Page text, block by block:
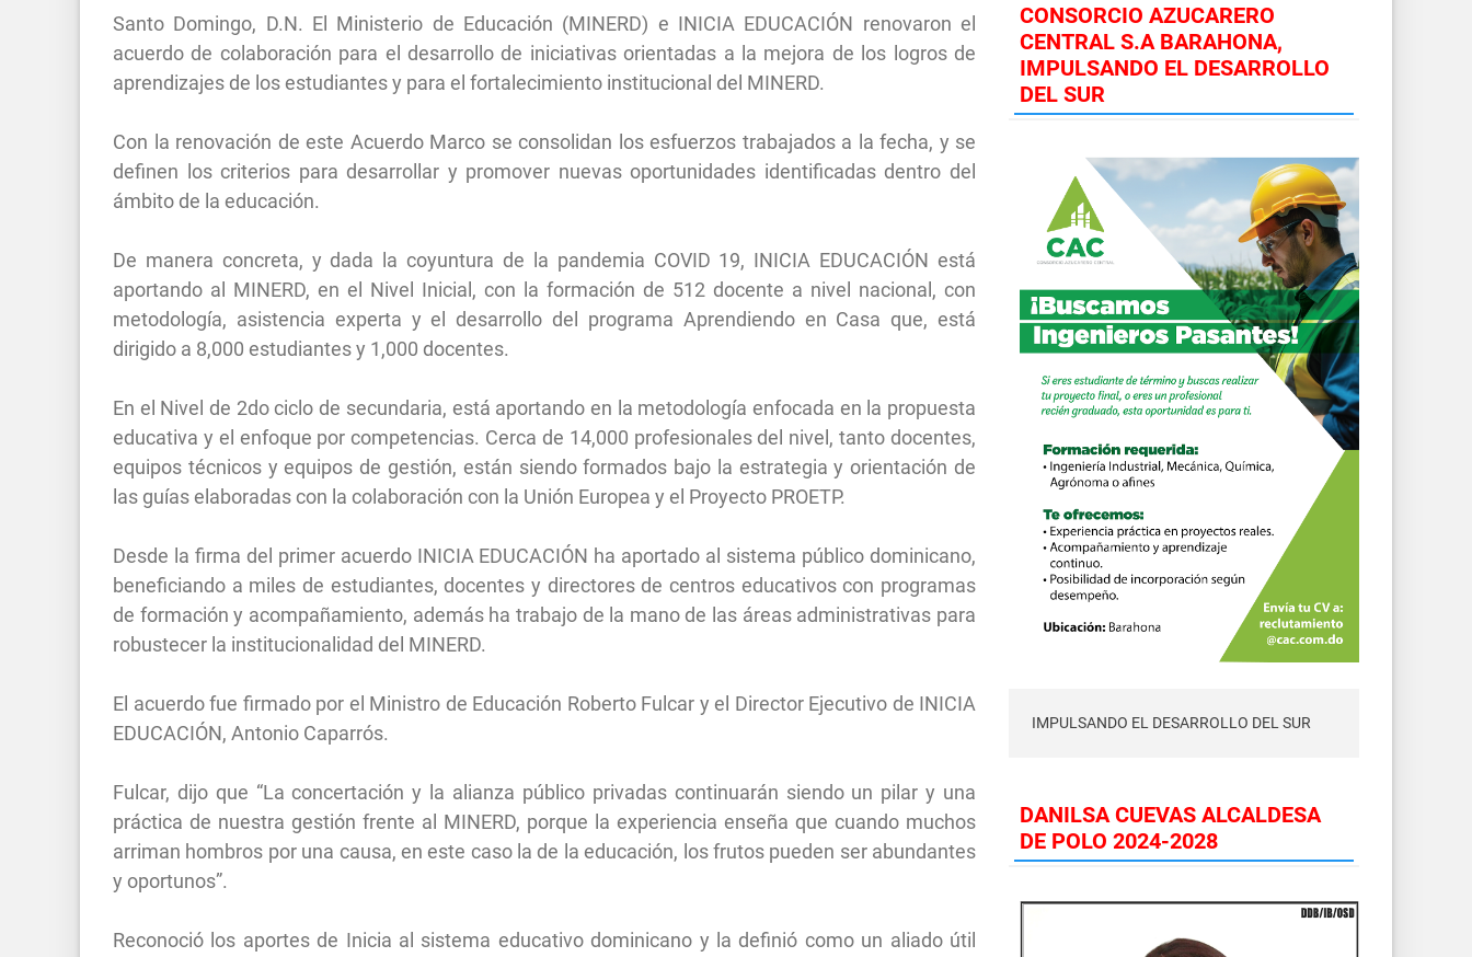
Santo Domingo, D.N. El Ministerio de Educación (MINERD) e INICIA EDUCACIÓN renovaron el
acuerdo de colaboración para el desarrollo de iniciativas orientadas a la mejora de los logros de
aprendizajes de los estudiantes y para el fortalecimiento institucional del MINERD.
Con la renovación de este Acuerdo Marco se consolidan los esfuerzos trabajados a la fecha, y se
definen los criterios para desarrollar y promover nuevas oportunidades identificadas dentro del
ámbito de la educación.
De manera concreta, y dada la coyuntura de la pandemia COVID 19, INICIA EDUCACIÓN está
aportando al MINERD, en el Nivel Inicial, con la formación de 512 docente a nivel nacional, con
metodología, asistencia experta y el desarrollo del programa Aprendiendo en Casa que, está
dirigido a 8,000 estudiantes y 1,000 docentes.
En el Nivel de 2do ciclo de secundaria, está aportando en la metodología enfocada en la propuesta
educativa y el enfoque por competencias. Cerca de 14,000 profesionales del nivel, tanto docentes,
equipos técnicos y equipos de gestión, están siendo formados bajo la estrategia y orientación de
las guías elaboradas con la colaboración con la Unión Europea y el Proyecto PROETP.
Desde la firma del primer acuerdo INICIA EDUCACIÓN ha aportado al sistema público dominicano,
beneficiando a miles de estudiantes, docentes y directores de centros educativos con programas
de formación y acompañamiento, además ha trabajo de la mano de las áreas administrativas para
robustecer la institucionalidad del MINERD.
El acuerdo fue firmado por el Ministro de Educación Roberto Fulcar y el Director Ejecutivo de INICIA
EDUCACIÓN, Antonio Caparrós.
Fulcar, dijo que “La concertación y la alianza público privadas continuarán siendo un pilar y una
práctica de nuestra gestión frente al MINERD, porque la experiencia enseña que cuando muchos
arriman hombros por una causa, en este caso la de la educación, los frutos pueden ser abundantes
y oportunos”.
Reconoció los aportes de Inicia al sistema educativo dominicano y la definió como un aliado útil
CONSORCIO AZUCARERO
CENTRAL S.A BARAHONA,
IMPULSANDO EL DESARROLLO
DEL SUR
IMPULSANDO EL DESARROLLO DEL SUR
DANILSA CUEVAS ALCALDESA
DE POLO 2024-2028